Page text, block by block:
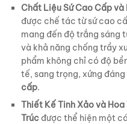
Chất Liệu Sứ Cao Cấp và
được chế tác từ sứ cao
mang đến độ trắng sáng
và khả năng chống trầy
phẩm không chỉ có độ
tế, sang trọng, xứng
cấp.
Thiết Kế Tinh Xảo và
Trúc được thể hiện một